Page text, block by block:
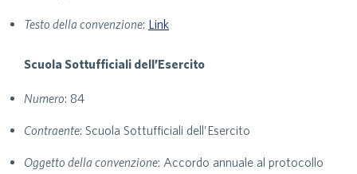
Testo della convenzione: Link
Scuola Sottufficiali dell’Esercito
Numero: 84
Contraente: Scuola Sottufficiali dell’Esercito
Oggetto della convenzione: Accordo annuale al protocollo